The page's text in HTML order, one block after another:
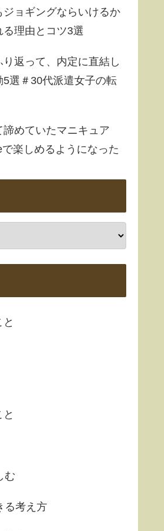
ジョギングならいけるか
る理由とコツ3選
返って、内定に直結し
5選＃30代派遣女子の転
めていたマニキュア
で楽しめるようになった
む
る考え方